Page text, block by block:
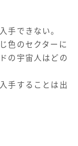
手できない。
色のセクターに
の宇宙人はどの
手することは出